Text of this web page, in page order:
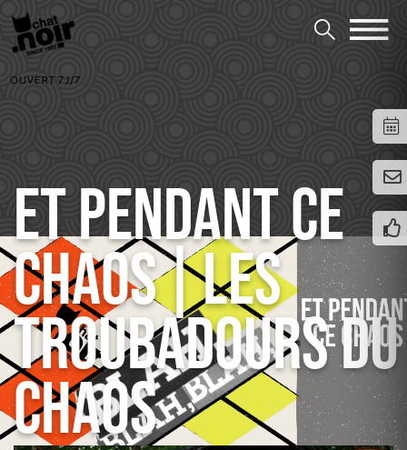
OUVERT 7J/7
ET PENDANT CE
CHAOS | LES
TROUBADOURS DU
CHAOS